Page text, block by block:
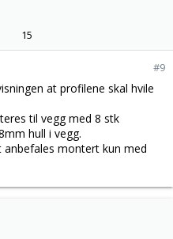
15
#9
at profilene skal hvile
til vegg med 8 stk
hull i vegg.
montert kun med